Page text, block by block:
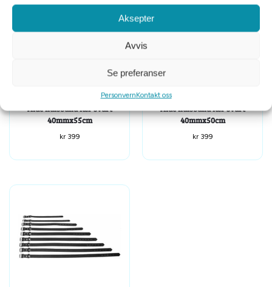
Aksepter
Avvis
Se preferanser
PersonvernKontakt oss
Alac halsbånd lær svart
40mmx55cm
kr399
Alac halsbånd lær svart
40mmx50cm
kr399